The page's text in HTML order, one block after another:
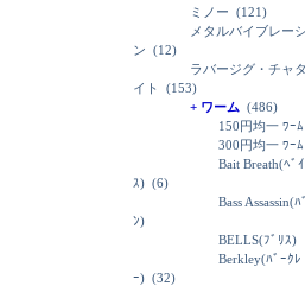
ミノー (121)
メタルバイブレー
ン (12)
ラバージグ・チャ
イト
(153)
+ ワーム (486)
150円均一 ﾜｰﾑ
300円均一 ﾜｰﾑ
Bait Breath(ﾍﾞ
ｽ) (6)
Bass Assassin(
ﾝ)
BELLS(ﾌﾞﾘｽ)
Berkley(ﾊﾞｰｸﾚ
ｰ) (32)